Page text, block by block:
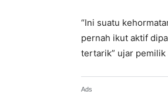
“Ini suatu
pernah ikut aktif
tertarik” ujar pemilik
Ads